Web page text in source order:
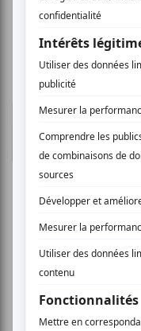
Réjean D. -
Où peut-
de ce
de
cette
avec
plaisir,
qui me
En
cela